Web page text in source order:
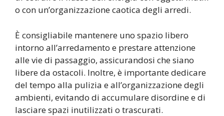
o con un’organizzazione caotica degli arredi.
È consigliabile mantenere uno spazio libero
intorno all’arredamento e prestare attenzione
alle vie di passaggio, assicurandosi che siano
libere da ostacoli. Inoltre, è importante dedicare
del tempo alla pulizia e all’organizzazione degli
ambienti, evitando di accumulare disordine e di
lasciare spazi inutilizzati o trascurati.